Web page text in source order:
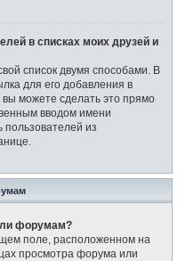
в списках моих друзей и
список двумя способами. В
для его добавления в
вы можете сделать это прямо
вводом имени
из
форумам?
поле, расположенном на
просмотра форума или